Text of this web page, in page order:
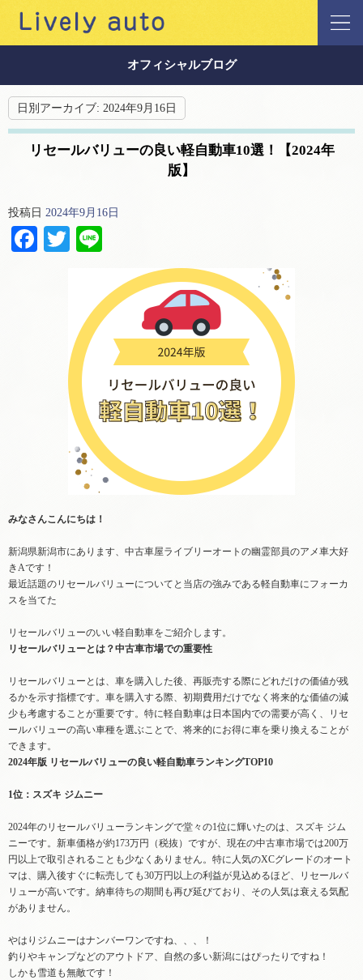
オフィシャルブログ
日別アーカイブ: 2024年9月16日
リセールバリューの良い軽自動車10選！【2024年
版】
投稿日 2024年9月16日
Facebook
Twitter
みなさんこんにちは！
新潟県新潟市にあります、中古車屋ライブリーオートの幽霊部員のアメ車大好
きAです！
最近話題のリセールバリューについてと当店の強みである軽自動車にフォーカ
スを当てた
リセールバリューのいい軽自動車をご紹介します。
リセールバリューとは？中古車市場での重要性
リセールバリューとは、車を購入した後、再販売する際にどれだけの価値が残
るかを示す指標です。車を購入する際、初期費用だけでなく将来的な価値の減
少も考慮することが重要です。特に軽自動車は日本国内での需要が高く、リセ
ールバリューの高い車種を選ぶことで、将来的にお得に車を乗り換えることが
できます。
2024年版 リセールバリューの良い軽自動車ランキングTOP10
1位：スズキ ジムニー
2024年のリセールバリューランキングで堂々の1位に輝いたのは、スズキ ジム
ニーです。新車価格が約173万円（税抜）ですが、現在の中古車市場では200万
円以上で取引されることも少なくありません。特に人気のXCグレードのオート
マは、購入後すぐに転売しても30万円以上の利益が見込めるほど、リセールバ
リューが高いです。納車待ちの期間も再び延びており、その人気は衰える気配
がありません。
やはりジムニーはナンバーワンですね、、、！
釣りやキャンプなどのアウトドア、自然の多い新潟にはぴったりですね！
しかも雪道も無敵です！